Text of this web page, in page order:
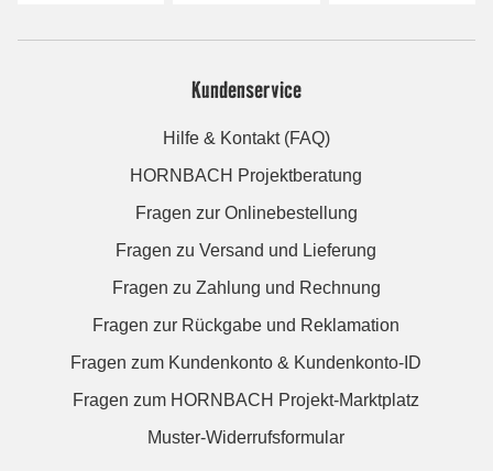
Kundenservice
Hilfe & Kontakt (FAQ)
HORNBACH Projektberatung
Fragen zur Onlinebestellung
Fragen zu Versand und Lieferung
Fragen zu Zahlung und Rechnung
Fragen zur Rückgabe und Reklamation
Fragen zum Kundenkonto & Kundenkonto-ID
Fragen zum HORNBACH Projekt-Marktplatz
Muster-Widerrufsformular